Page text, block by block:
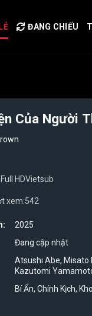
ĐANG CHIẾU
Của Người
Full HDVietsub
xem:542
2025
Đang cập nhật
Atsushi Abe, Misato
Kazutomi
Bí Ẩn,Chính Kịch,